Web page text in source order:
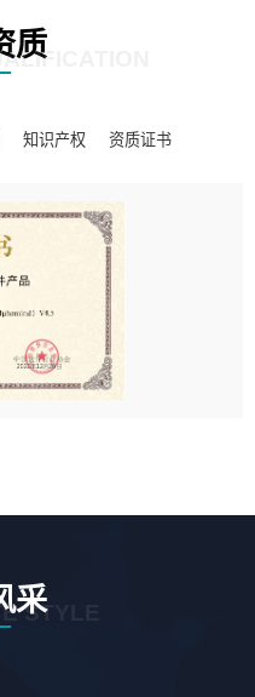
质
知识产权 资质证书
采
STYLE